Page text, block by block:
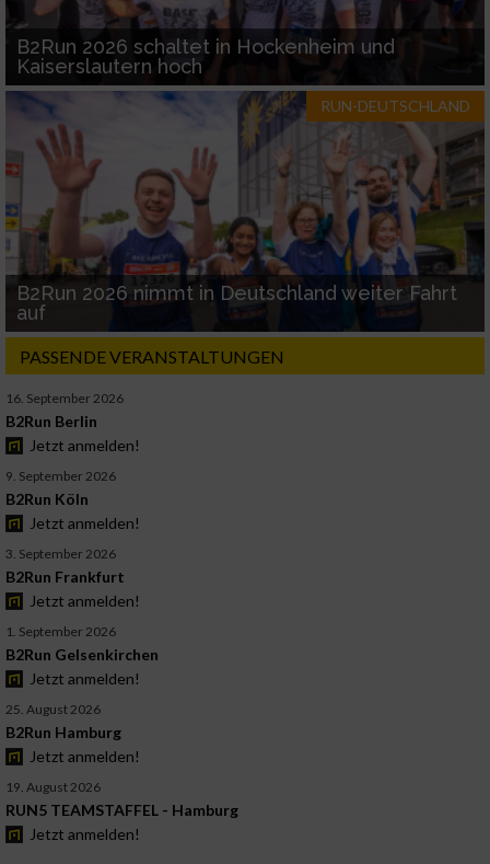
B2Run 2026 schaltet in Hockenheim und
Kaiserslautern hoch
RUN-DEUTSCHLAND
B2Run 2026 nimmt in Deutschland weiter Fahrt
auf
PASSENDE VERANSTALTUNGEN
16. September 2026
B2Run Berlin
Jetzt anmelden!
9. September 2026
B2Run Köln
Jetzt anmelden!
3. September 2026
B2Run Frankfurt
Jetzt anmelden!
1. September 2026
B2Run Gelsenkirchen
Jetzt anmelden!
25. August 2026
B2Run Hamburg
Jetzt anmelden!
19. August 2026
RUN5 TEAMSTAFFEL - Hamburg
Jetzt anmelden!